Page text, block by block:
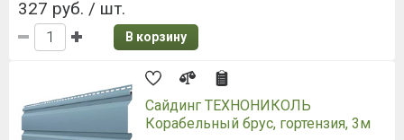
327 руб. / шт.
В корзину
Сайдинг ТЕХНОНИКОЛЬ
Корабельный брус, гортензия, 3м